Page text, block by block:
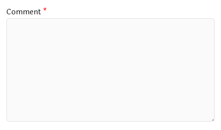
Comment *